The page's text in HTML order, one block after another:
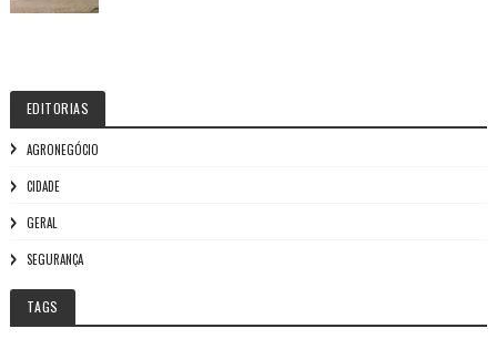
EDITORIAS
AGRONEGÓCIO
CIDADE
GERAL
SEGURANÇA
TAGS